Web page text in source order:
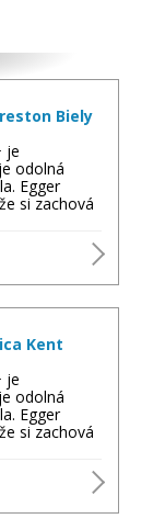
Biely
je
odolná
Egger
si zachová
Kent
je
odolná
Egger
si zachová